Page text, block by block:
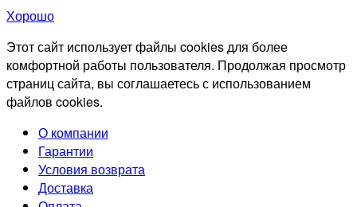
Хорошо
Этот сайт использует файлы cookies для более
комфортной работы пользователя. Продолжая просмотр
страниц сайта, вы соглашаетесь с использованием
файлов cookies.
О компании
Гарантии
Условия возврата
Доставка